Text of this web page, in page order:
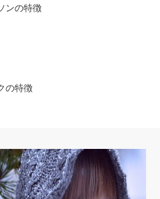
ンの特徴
の特徴